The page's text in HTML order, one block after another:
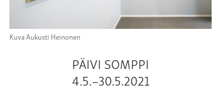
Kuva Aukusti Heinonen
PÄIVI SOMPPI
4.5.–30.5.2021